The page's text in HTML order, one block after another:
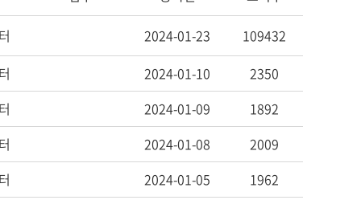
2024-01-23
109432
2024-01-10
2350
2024-01-09
1892
2024-01-08
2009
2024-01-05
1962